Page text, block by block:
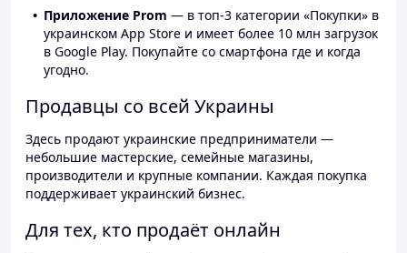
Приложение Prom — в топ-3 категории «Покупки» в
украинском App Store и имеет более 10 млн загрузок
в Google Play. Покупайте со смартфона где и когда
угодно.
Продавцы со всей Украины
Здесь продают украинские предприниматели —
небольшие мастерские, семейные магазины,
производители и крупные компании. Каждая покупка
поддерживает украинский бизнес.
Для тех, кто продаёт онлайн